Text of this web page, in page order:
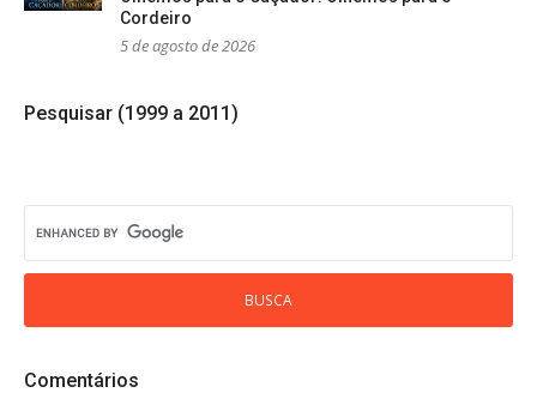
Cordeiro
5 de agosto de 2026
Pesquisar (1999 a 2011)
Comentários